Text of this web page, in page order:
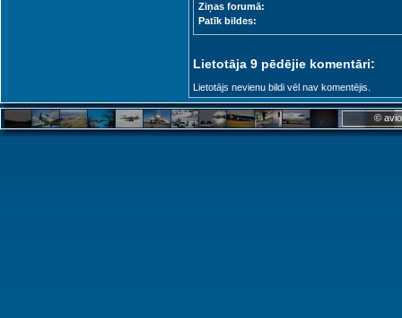
Ziņas forumā:
Patīk bildes:
Lietotāja 9 pēdējie komentāri:
Lietotājs nevienu bildi vēl nav komentējis.
©